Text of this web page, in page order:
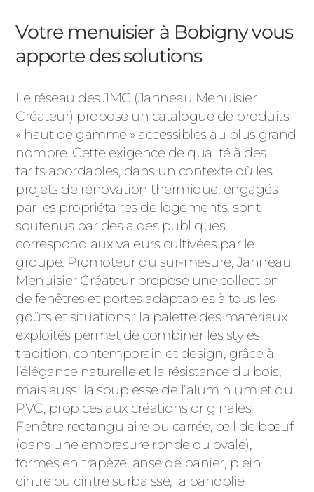
Votre menuisier à Bobigny vous
apporte des solutions
Le réseau des JMC (Janneau Menuisier
Créateur) propose un catalogue de produits
« haut de gamme » accessibles au plus grand
nombre. Cette exigence de qualité à des
tarifs abordables, dans un contexte où les
projets de rénovation thermique, engagés
par les propriétaires de logements, sont
soutenus par des aides publiques,
correspond aux valeurs cultivées par le
groupe. Promoteur du sur-mesure, Janneau
Menuisier Créateur propose une collection
de fenêtres et portes adaptables à tous les
goûts et situations : la palette des matériaux
exploités permet de combiner les styles
tradition, contemporain et design, grâce à
l’élégance naturelle et la résistance du bois,
mais aussi la souplesse de l’aluminium et du
PVC, propices aux créations originales.
Fenêtre rectangulaire ou carrée, œil de bœuf
(dans une embrasure ronde ou ovale),
formes en trapèze, anse de panier, plein
cintre ou cintre surbaissé, la panoplie